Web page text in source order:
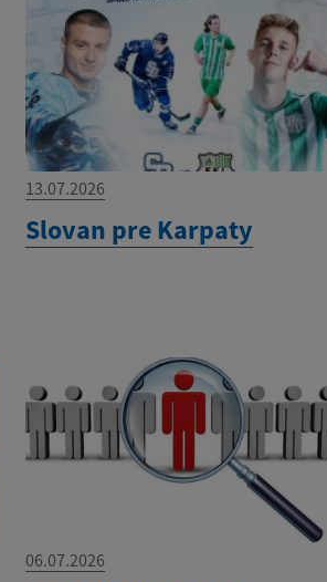
13.07.2026
Slovan pre Karpaty
06.07.2026